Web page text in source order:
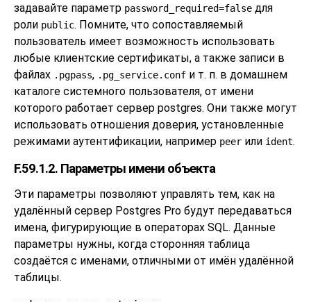
задавайте параметр password_required=false для
роли public. Помните, что сопоставляемый
пользователь имеет возможность использовать
любые клиентские сертификаты, а также записи в
файлах .pgpass, .pg_service.conf и т. п. в домашнем
каталоге системного пользователя, от имени
которого работает сервер postgres. Они также могут
использовать отношения доверия, установленные
режимами аутентификации, например peer или ident.
F.59.1.2. Параметры имени объекта
Эти параметры позволяют управлять тем, как на
удалённый сервер Postgres Pro будут передаваться
имена, фигурирующие в операторах SQL. Данные
параметры нужны, когда сторонняя таблица
создаётся с именами, отличными от имён удалённой
таблицы.